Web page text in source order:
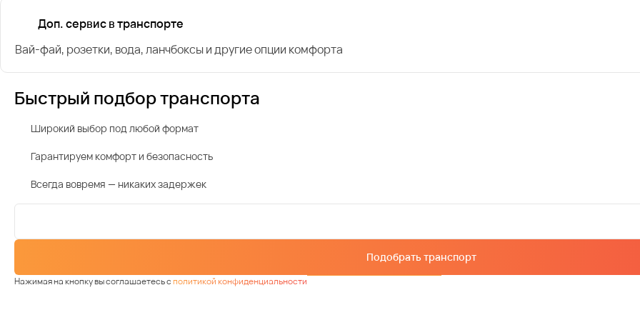
Доп. сервис в транспорте
Вай-фай, розетки, вода, ланчбоксы и другие опции комфорта
Быстрый подбор транспорта
Широкий выбор под любой формат
Гарантируем комфорт и безопасность
Всегда вовремя — никаких задержек
Подобрать транспорт
Нажимая на кнопку вы соглашаетесь сполитикой конфиденциальности